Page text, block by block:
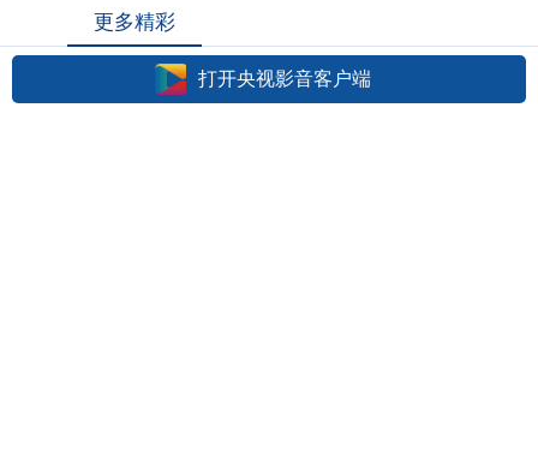
更多精彩
打开央视影音客户端